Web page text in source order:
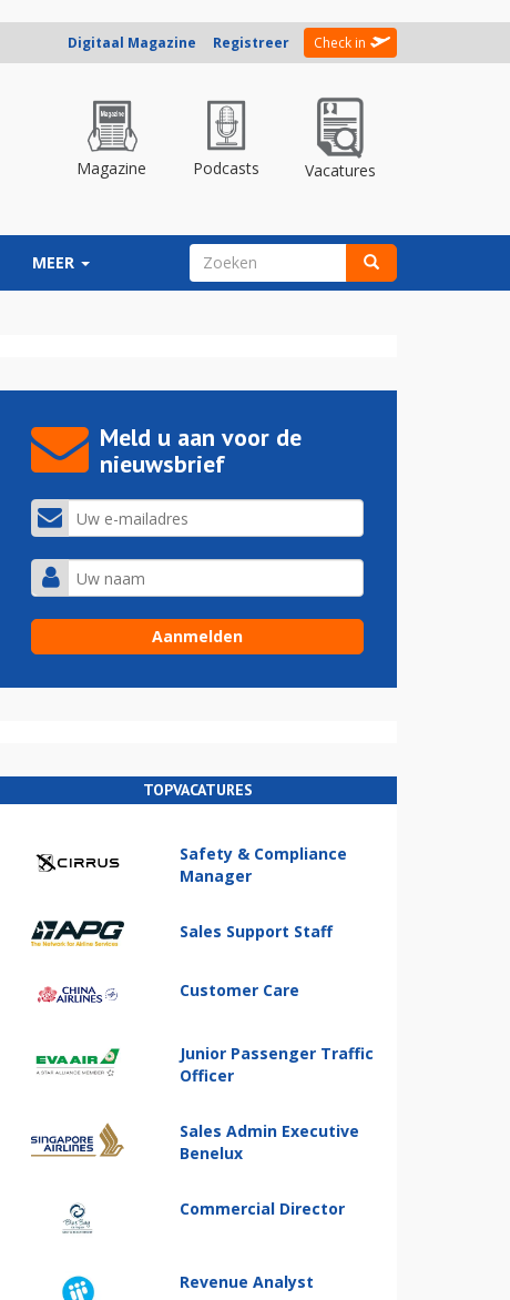
Digitaal Magazine Registreer Check in
Magazine Podcasts Vacatures
MEER ZOEKVELD
Meld u aan voor de
nieuwsbrief
TOPVACATURES
Safety & Compliance
Manager
Sales Support Staff
Customer Care
Junior Passenger Traffic
Officer
Sales Admin Executive
Benelux
Commercial Director
Revenue Analyst